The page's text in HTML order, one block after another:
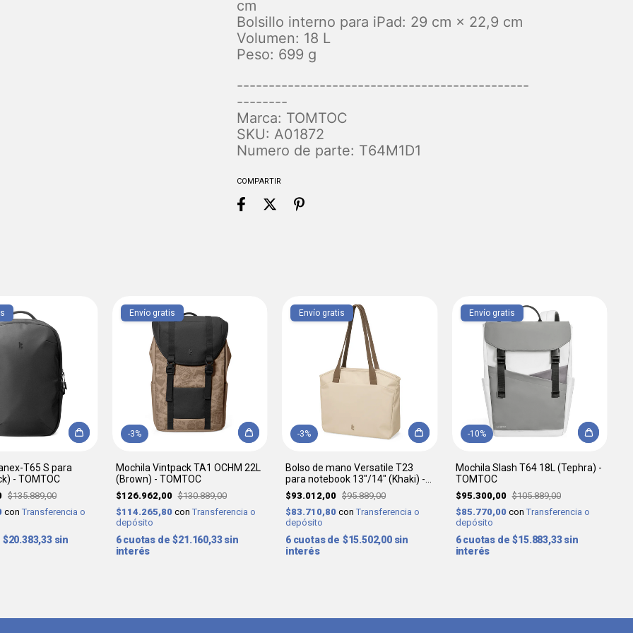
cm
Bolsillo interno para iPad: 29 cm × 22,9 cm
Volumen: 18 L
Peso: 699 g
----------------------------------------------
--------
Marca: TOMTOC
SKU: A01872
Numero de parte: T64M1D1
COMPARTIR
T65 S para
- TOMTOC
$135.889,00
con Transferencia o
$20.383,33 sin
-3%
Envío gratis
Mochila Vintpack TA1 OCHM 22L
(Brown) - TOMTOC
$126.962,00 $130.889,00
$114.265,80 con Transferencia o
depósito
6 $21.160,33 sin
interés
-3%
Envío gratis
Bolso de mano Versatile T23
para notebook 13"/14" (Khaki) -
TOMTOC
$93.012,00 $95.889,00
$83.710,80 con Transferencia o
depósito
6 $15.502,00 sin
interés
-10%
Envío gratis
Mochila Slash T64 18L (Tephra) -
TOMTOC
$95.300,00 $105.889,00
$85.770,00 con Transferencia o
depósito
6 $15.883,33 sin
interés